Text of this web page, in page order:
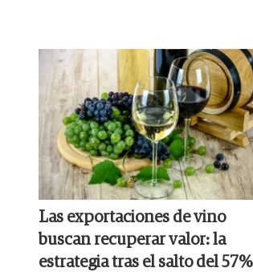
Las exportaciones de vino
buscan recuperar valor: la
estrategia tras el salto del 57%